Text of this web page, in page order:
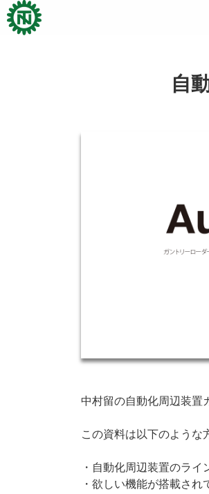
Skip
to
自
中村留の自動化周辺装置
この資料は以下のような
・自動化周辺装置のライ
・欲しい機能が搭載され